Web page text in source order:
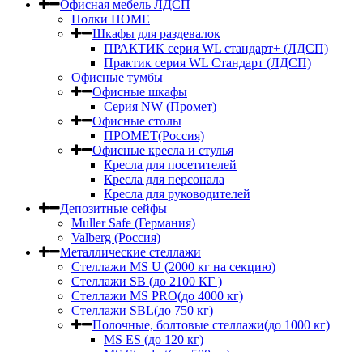
Офисная мебель ЛДСП
Полки HOME
Шкафы для раздевалок
ПРАКТИК серия WL стандарт+ (ЛДСП)
Практик серия WL Стандарт (ЛДСП)
Офисные тумбы
Офисные шкафы
Серия NW (Промет)
Офисные столы
ПРОМЕТ(Россия)
Офисные кресла и стулья
Кресла для посетителей
Кресла для персонала
Кресла для руководителей
Депозитные сейфы
Muller Safe (Германия)
Valberg (Россия)
Металлические стеллажи
Стеллажи MS U (2000 кг на секцию)
Стеллажи SB (до 2100 КГ )
Стеллажи MS PRO(до 4000 кг)
Стеллажи SBL(до 750 кг)
Полочные, болтовые стеллажи(до 1000 кг)
MS ES (до 120 кг)